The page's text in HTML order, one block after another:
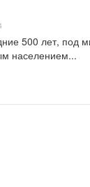
500 лет, под
населением...